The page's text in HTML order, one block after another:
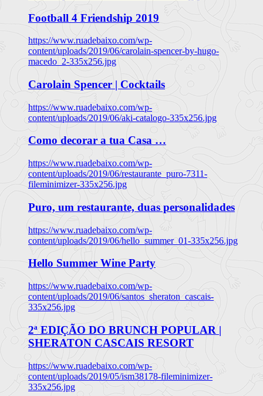
Football 4 Friendship 2019
https://www.ruadebaixo.com/wp-
content/uploads/2019/06/carolain-spencer-by-hugo-
macedo_2-335x256.jpg
Carolain Spencer | Cocktails
https://www.ruadebaixo.com/wp-
content/uploads/2019/06/aki-catalogo-335x256.jpg
Como decorar a tua Casa …
https://www.ruadebaixo.com/wp-
content/uploads/2019/06/restaurante_puro-7311-
fileminimizer-335x256.jpg
Puro, um restaurante, duas personalidades
https://www.ruadebaixo.com/wp-
content/uploads/2019/06/hello_summer_01-335x256.jpg
Hello Summer Wine Party
https://www.ruadebaixo.com/wp-
content/uploads/2019/06/santos_sheraton_cascais-
335x256.jpg
2ª EDIÇÃO DO BRUNCH POPULAR |
SHERATON CASCAIS RESORT
https://www.ruadebaixo.com/wp-
content/uploads/2019/05/ism38178-fileminimizer-
335x256.jpg